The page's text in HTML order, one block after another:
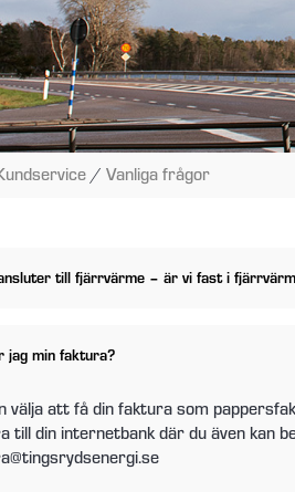
/ Vanliga frågor
till fjärrvärme – är vi fast i
jag min faktura?
välja att få din faktura som
till din internetbank där du även kan